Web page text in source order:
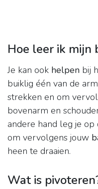
Hoe leer ik mijn
Je kan ook helpen bij
buiklig één van de
strekken en om
bovenarm en
andere hand leg je
om vervolgens jouw
heen te draaien.
Wat is